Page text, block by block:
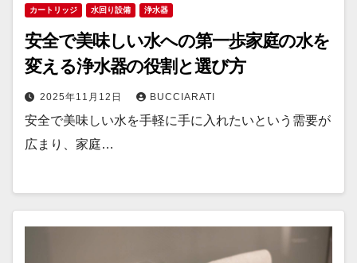
カートリッジ 水回り設備 浄水器
安全で美味しい水への第一歩家庭の水を
変える浄水器の役割と選び方
2025年11月12日 BUCCIARATI
安全で美味しい水を手軽に手に入れたいという需要が
広まり、家庭…